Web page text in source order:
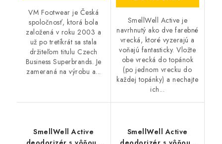
VM Footwear je Česká
spoločnosť, ktorá bola
založená v roku 2003 a
už po tretíkrát sa stala
držiteľom titulu Czech
Business Superbrands. Je
zameraná na výrobu a...
SmellWell Active je
navrhnutý ako dve farebné
vrecká, ktoré vyzerajú a
voňajú fantasticky. Vložte
obe vrecká do topánok
(po jednom vrecku do
každej topánky) a nechajte
ich...
SmellWell Active
SmellWell Active